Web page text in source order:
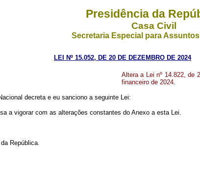
Presidência da
Casa Civil
Secretaria Especial para
LEI Nº 15.052, DE 20 DE DEZEMBRO DE 2024
Altera a Lei nº 14.822, de
financeiro de 2024.
decreta e eu sanciono a seguinte Lei:
a vigorar com as alterações constantes do Anexo a esta Lei.
República.